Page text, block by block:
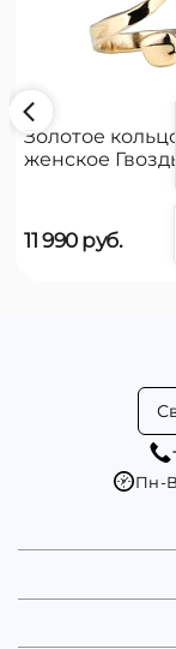
Золотое кольцо
женское Гвоздь
11 990 руб.
Пн-